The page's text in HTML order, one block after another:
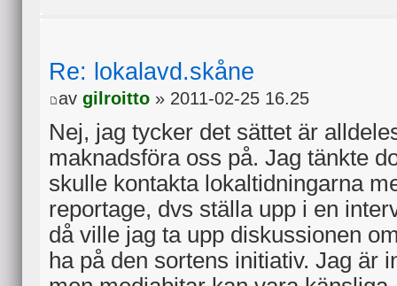
Re: lokalavd.skåne
av gilroitto » 2011-02-25 16.25
Nej, jag tycker det sättet är
maknadsföra oss på. Jag tänkte
skulle kontakta lokaltidningarna
reportage, dvs ställa upp i en
då ville jag ta upp diskussionen
ha på den sortens initiativ. Jag är